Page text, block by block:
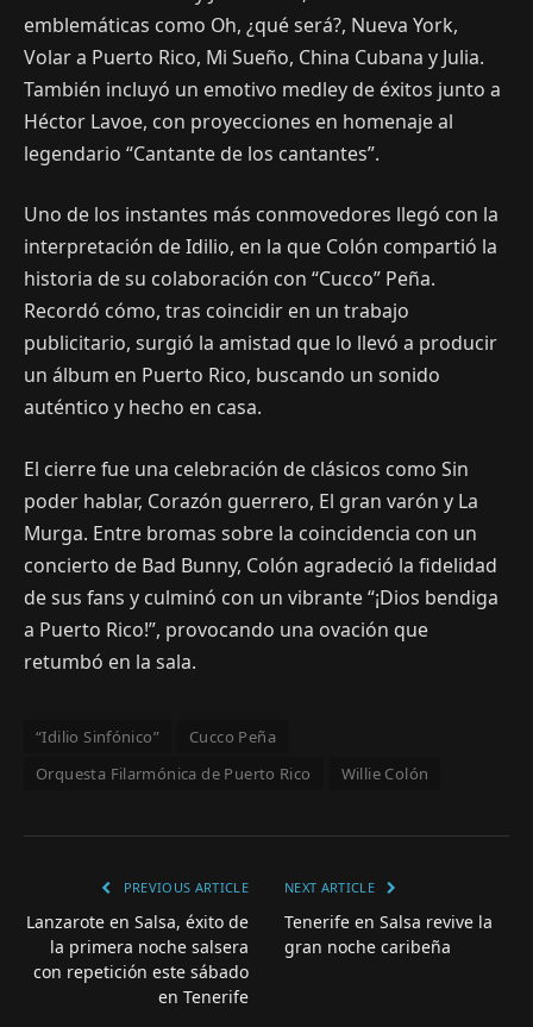
emblemáticas como Oh, ¿qué será?, Nueva York,
Volar a Puerto Rico, Mi Sueño, China Cubana y Julia.
También incluyó un emotivo medley de éxitos junto a
Héctor Lavoe, con proyecciones en homenaje al
legendario “Cantante de los cantantes”.
Uno de los instantes más conmovedores llegó con la
interpretación de Idilio, en la que Colón compartió la
historia de su colaboración con “Cucco” Peña.
Recordó cómo, tras coincidir en un trabajo
publicitario, surgió la amistad que lo llevó a producir
un álbum en Puerto Rico, buscando un sonido
auténtico y hecho en casa.
El cierre fue una celebración de clásicos como Sin
poder hablar, Corazón guerrero, El gran varón y La
Murga. Entre bromas sobre la coincidencia con un
concierto de Bad Bunny, Colón agradeció la fidelidad
de sus fans y culminó con un vibrante “¡Dios bendiga
a Puerto Rico!”, provocando una ovación que
retumbó en la sala.
“Idilio Sinfónico”
Cucco Peña
Orquesta Filarmónica de Puerto Rico
Willie Colón
PREVIOUS ARTICLE
Lanzarote en Salsa, éxito de
la primera noche salsera
con repetición este sábado
en Tenerife
NEXT ARTICLE
Tenerife en Salsa revive la
gran noche caribeña